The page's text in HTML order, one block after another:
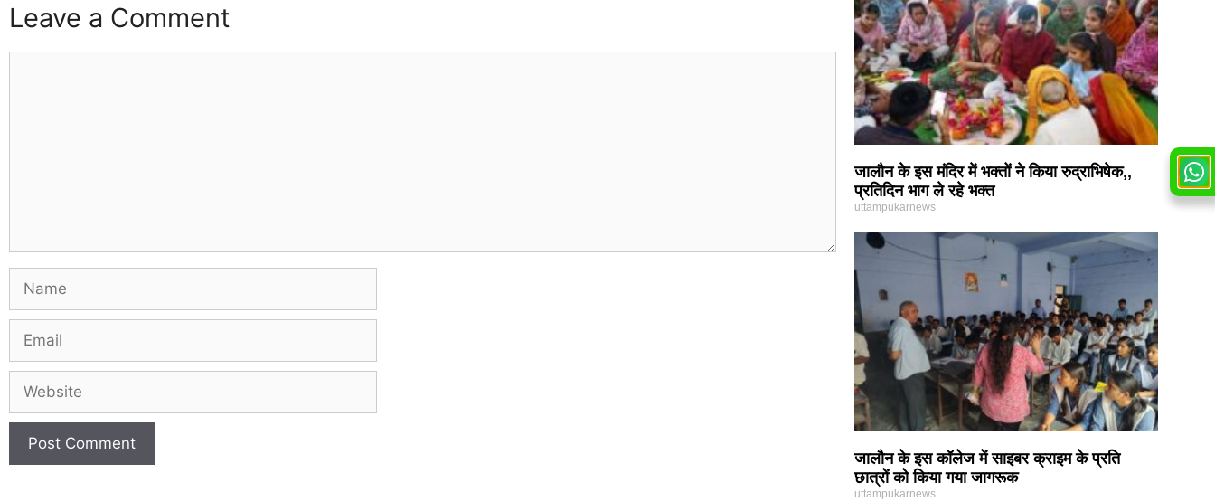
Leave a Comment
जालौन के इस मंदिर में भक्तों ने किया रुद्राभिषेक,,
प्रतिदिन भाग ले रहे भक्त
uttampukarnews
जालौन के इस कॉलेज में साइबर क्राइम के प्रति
छात्रों को किया गया जागरूक
uttampukarnews